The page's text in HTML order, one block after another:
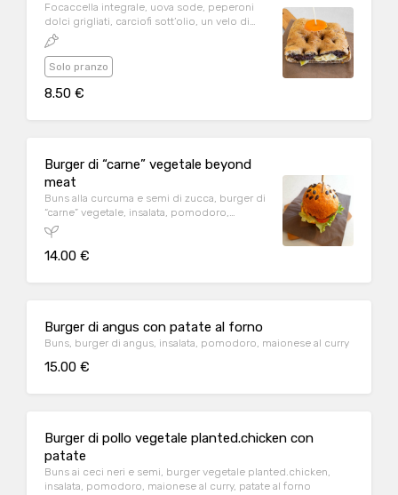
Focaccella integrale, uova sode, peperoni
dolci grigliati, carciofi sott’olio, un velo di
paté di olive nere
Solo pranzo
8.50 €
Burger di “carne” vegetale beyond
meat
Buns alla curcuma e semi di zucca, burger di
“carne” vegetale, insalata, pomodoro,
maionese al curry , burger di bamboo,
insalata, pomnodoro, maionese al curry
14.00 €
Burger di angus con patate al forno
Buns, burger di angus, insalata, pomodoro, maionese al curry
15.00 €
Burger di pollo vegetale planted.chicken con
patate
Buns ai ceci neri e semi, burger vegetale planted.chicken,
insalata, pomodoro, maionese al curry, patate al forno